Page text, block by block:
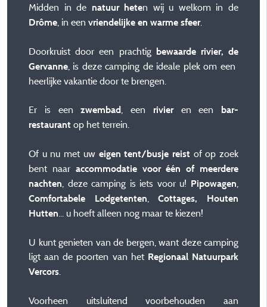
Midden in de natuur heten wij u welkom in de
Drôme, in een vriendelijke en warme sfeer.
Doorkruist door een prachtigbewaarde rivier, de
Gervanne, is deze camping de ideale plek om een ​​
heerlijke vakantie door te brengen.
Er is eenzwembad, een rivier en een bar-
restaurant op het terrein.
Of u nu met uw eigen tent/busje reistof op zoek
bent naar accommodatie voor één of meerdere
nachten, deze camping is iets voor u! Pipowagen,
Comfortabele Lodgetenten,Cottages, Houten
Hutten... u hoeft alleen nog maar te kiezen!
U kunt genieten van de bergen, want deze camping
ligt aan de poorten van het Regionaal Natuurpark
Vercors.
Voorheen uitsluitend voorbehouden aan